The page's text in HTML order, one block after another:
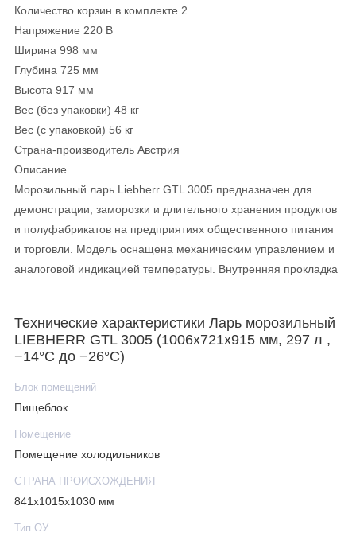
Количество корзин в комплекте 2
Напряжение 220 В
Ширина 998 мм
Глубина 725 мм
Высота 917 мм
Вес (без упаковки) 48 кг
Вес (с упаковкой) 56 кг
Страна-производитель Австрия
Описание
Морозильный ларь Liebherr GTL 3005 предназначен для
демонстрации, заморозки и длительного хранения продуктов
и полуфабрикатов на предприятиях общественного питания
и торговли. Модель оснащена механическим управлением и
аналоговой индикацией температуры. Внутренняя прокладка
Особенности:
Статическая система охлаждения
Отвод талой воды
Крышка с замком
Встроенная ручка алюминиевого профиля
Хладагент: R600A
Внутреннее освещение
Дополнительные характеристики:
Объем:
Технические характеристики Ларь морозильный
LIEBHERR GTL 3005 (1006х721х915 мм, 297 л ,
−14°C до −26°C)
Блок помещений
Пищеблок
Помещение
Помещение холодильников
СТРАНА ПРОИСХОЖДЕНИЯ
841х1015х1030 мм
Тип ОУ